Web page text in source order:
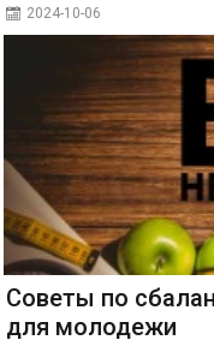
2024-10-06
Советы по
для молодежи